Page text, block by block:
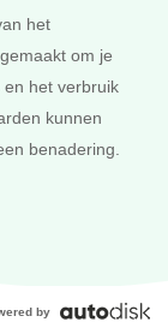
het
om je
het verbruik
kunnen
benadering.
by